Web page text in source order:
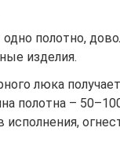
полотно,
изделия.
люка
полотна –